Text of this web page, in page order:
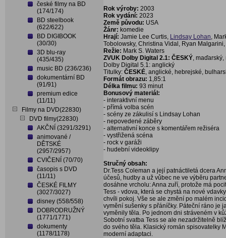
české filmy na BD
(174/174)
BD steelbook
(622/622)
BD DIGIBOOK
(30/30)
3D blu-ray
(435/435)
music BD (236/236)
dokumentární BD
(91/91)
premium edice
(11/11)
Filmy na DVD(22830)
DVD filmy(22830)
AKČNÍ (3291/3291)
animované /
DĚTSKÉ
(2957/2957)
CVIČENÍ (70/70)
časopis s DVD
(11/11)
ČESKÉ FILMY
(3027/3027)
disney (558/558)
DOBRODRUŽNÝ
(1771/1771)
dokumenty
(1178/1178)
Rok výroby: 2003
Rok vydání: 2023
Země původu: USA
Žánr: komedie
Hrají: Jamie Lee Curtis, Lindsay Lohan,
Tobolowsky, Christina Vidal, Ryan
Režie: Mark S. Waters
ZVUK Dolby Digital 2.1: ČESKÝ,
Dolby Digital 5.1: anglický
Titulky: ČESKÉ, anglické, hebrejské,
Formát obrazu: 1,85:1
Délka filmu: 93 minut
Bonusový materiál:
- interaktivní menu
- přímá volba scén
- scény ze zákulisí s Lindsay Lohan
- nepovedené záběry
- alternativní konce s komentářem režiséra
- vystřižená scéna
- rock v garáži
- hudební videoklipy
Stručný obsah:
Dr.Tess Coleman a její patnáctiletá dcera
účesů, hudby a už vůbec ne ve výběru
dosáhne vrcholu: Anna zuří, protože má
Tess - vdova, která se chystá na nové
chvíli pokoj. Vše se ale změní po malém
vymění sušenky s přáníčky. Páteční ráno je
vyměnily těla. Po jednom dni stráveném v
Sobotní svatba Tess se ale nezadržitelně
do svého těla. Klasický román spisovatelky
moderní adaptaci.